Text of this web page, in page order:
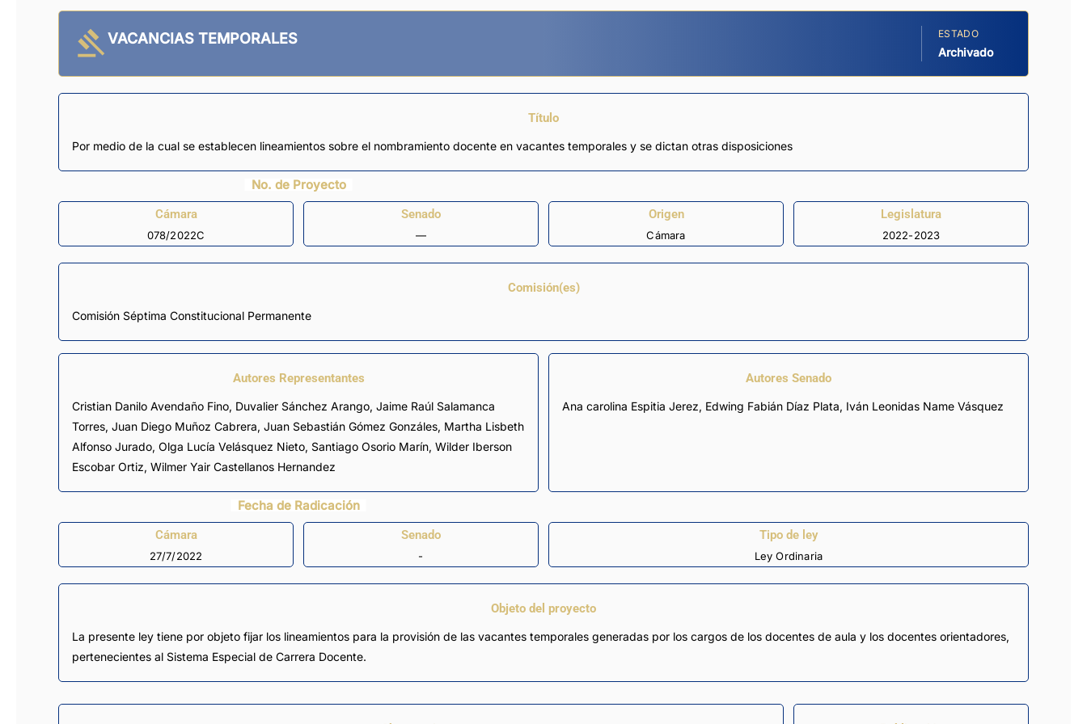
VACANCIAS TEMPORALES ESTADO
Archivado
Título
Por medio de la cual se establecen lineamientos sobre el nombramiento docente en vacantes temporales y se dictan otras disposiciones
No. de Proyecto
Cámara
078/2022C
Senado
—
Origen
Cámara
Legislatura
2022-2023
Comisión(es)
Comisión Séptima Constitucional Permanente
Autores Representantes
Cristian Danilo Avendaño Fino, Duvalier Sánchez Arango, Jaime Raúl Salamanca
Torres, Juan Diego Muñoz Cabrera, Juan Sebastián Gómez Gonzáles, Martha Lisbeth
Alfonso Jurado, Olga Lucía Velásquez Nieto, Santiago Osorio Marín, Wilder Iberson
Escobar Ortiz, Wilmer Yair Castellanos Hernandez
Autores Senado
Ana carolina Espitia Jerez, Edwing Fabián Díaz Plata, Iván Leonidas Name Vásquez
Fecha de Radicación
Cámara
27/7/2022
Senado
-
Tipo de ley
Ley Ordinaria
Objeto del proyecto
La presente ley tiene por objeto fijar los lineamientos para la provisión de las vacantes temporales generadas por los cargos de los docentes de aula y los docentes orientadores,
pertenecientes al Sistema Especial de Carrera Docente.